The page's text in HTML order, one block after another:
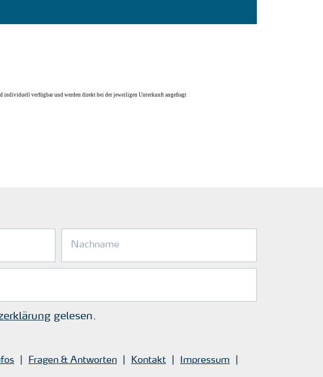
individuell verfügbar und werden direkt bei der jeweiligen Unterkunft angefragt
gelesen.
Fragen & Antworten Kontakt
Impressum